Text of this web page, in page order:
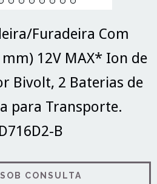
Furadeira Com
12V MAX* Ion de
Bivolt, 2 Baterias de
para Transporte.
B